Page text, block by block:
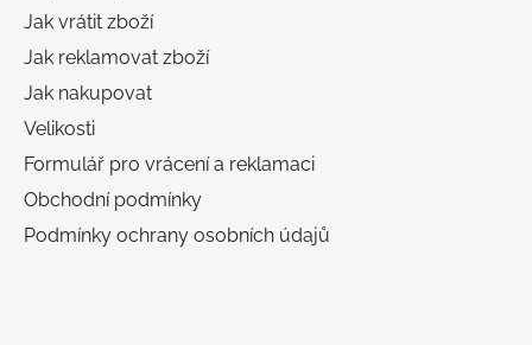
i
Jak vrátit zboží
Jak reklamovat zboží
Jak nakupovat
Velikosti
Formulář pro vrácení a reklamaci
Obchodní podmínky
Podmínky ochrany osobních údajů